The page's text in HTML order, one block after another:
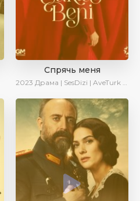
Спрячь меня
2023 Драма | SesDizi | AveTurk | AlisaDirilis | Сериалы 2023